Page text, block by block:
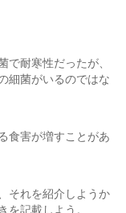
で耐寒性だったが、
細菌がいるのではな
食害が増すことがあ
それを紹介しようか
を記載しよう。